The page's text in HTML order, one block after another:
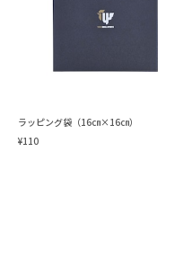
ラッピング袋（16㎝×16㎝）
¥110